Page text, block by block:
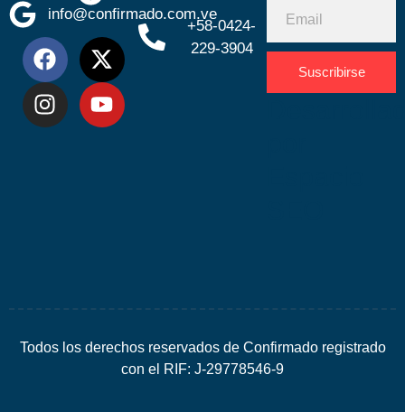
info@confirmado.com.ve
+58-0424-
229-3904
Suscribirse
Todos los derechos reservados de Confirmado registrado
con el RIF: J-29778546-9